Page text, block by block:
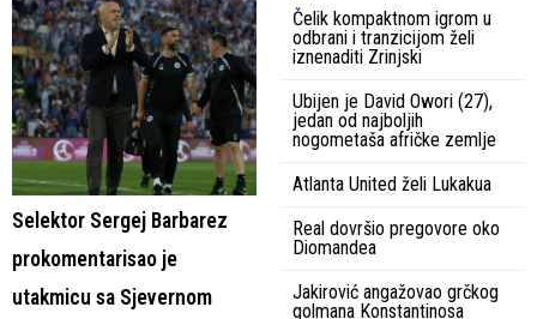
Selektor Sergej Barbarez
prokomentarisao je
utakmicu sa Sjevernom
Čelik kompaktnom igrom u
odbrani i tranzicijom želi
iznenaditi Zrinjski
Ubijen je David Owori (27),
jedan od najboljih
nogometaša afričke zemlje
Atlanta United želi Lukakua
Real dovršio pregovore oko
Diomandea
Jakirović angažovao grčkog
golmana Konstantinosa